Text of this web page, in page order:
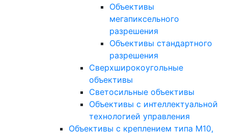
Объективы
мегапиксельного
разрешения
Объективы стандартного
разрешения
Сверхширокоугольные
объективы
Светосильные объективы
Объективы с интеллектуальной
технологией управления
Объективы с креплением типа M10,